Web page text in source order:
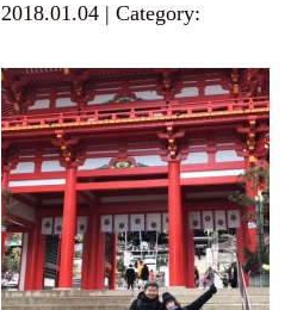
2018.01.04 | Category: